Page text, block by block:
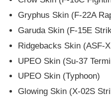
Gryphus Skin (F-22A
Garuda Skin (F-15E
Ridgebacks Skin (ASF-
UPEO Skin (Su-37
UPEO Skin (Typhoon)
Glowing Skin (X-02S